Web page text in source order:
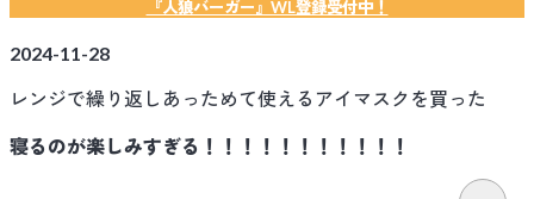
『人狼バーガー』WL登録受付中！
2024-11-28
レンジで繰り返しあっためて使えるアイマスクを買った
寝るのが楽しみすぎる！！！！！！！！！！！